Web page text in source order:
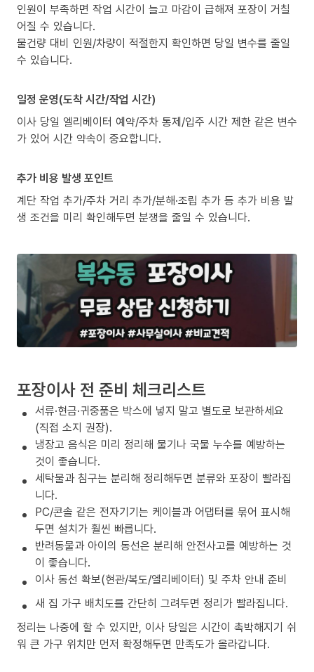
인원이 부족하면 작업 시간이 늘고 마감이 급해져 포장이 거칠
어질 수 있습니다.
물건량 대비 인원/차량이 적절한지 확인하면 당일 변수를 줄일
수 있습니다.
일정 운영(도착 시간/작업 시간)
이사 당일 엘리베이터 예약/주차 통제/입주 시간 제한 같은 변수
가 있어 시간 약속이 중요합니다.
추가 비용 발생 포인트
계단 작업 추가/주차 거리 추가/분해·조립 추가 등 추가 비용 발
생 조건을 미리 확인해두면 분쟁을 줄일 수 있습니다.
포장이사 전 준비 체크리스트
서류·현금·귀중품은 박스에 넣지 말고 별도로 보관하세요
(직접 소지 권장).
냉장고 음식은 미리 정리해 물기나 국물 누수를 예방하는
것이 좋습니다.
세탁물과 침구는 분리해 정리해두면 분류와 포장이 빨라집
니다.
PC/콘솔 같은 전자기기는 케이블과 어댑터를 묶어 표시해
두면 설치가 훨씬 빠릅니다.
반려동물과 아이의 동선은 분리해 안전사고를 예방하는 것
이 좋습니다.
이사 동선 확보(현관/복도/엘리베이터) 및 주차 안내 준비
새 집 가구 배치도를 간단히 그려두면 정리가 빨라집니다.
정리는 나중에 할 수 있지만, 이사 당일은 시간이 촉박해지기 쉬
워 큰 가구 위치만 먼저 확정해두면 만족도가 올라갑니다.